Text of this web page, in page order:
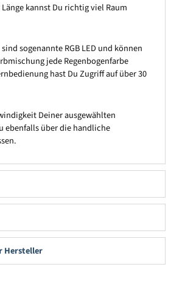
kannst Du richtig viel Raum
sogenannte RGB LED und können
jede Regenbogenfarbe
hast Du Zugriff auf über 30
Deiner ausgewählten
ebenfalls über die handliche
Hersteller